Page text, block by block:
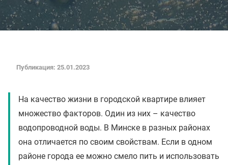
Публикация: 25.01.2023
На качество жизни в городской квартире влияет
множество факторов. Один из них – качество
водопроводной воды. В Минске в разных районах
она отличается по своим свойствам. Если в одном
районе города ее можно смело пить и использовать